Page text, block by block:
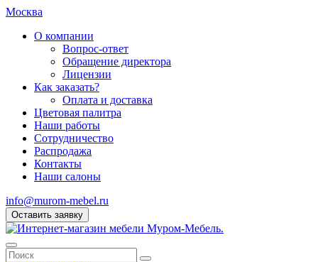
Москва
О компании
Вопрос-ответ
Обращение директора
Лицензии
Как заказать?
Оплата и доставка
Цветовая палитра
Наши работы
Сотрудничество
Распродажа
Контакты
Наши салоны
info@murom-mebel.ru
Оставить заявку